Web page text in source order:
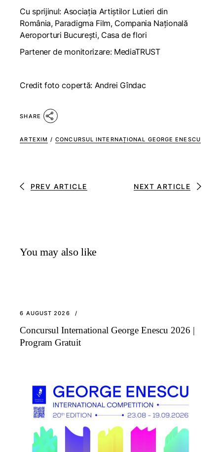
Cu sprijinul: Asociația Artiștilor Lutieri din
România, Paradigma Film, Compania Națională
Aeroporturi București, Casa de flori
Partener de monitorizare: MediaTRUST
Credit foto copertă: Andrei Gîndac
SHARE
ARTEXIM / CONCURSUL INTERNAȚIONAL GEORGE ENESCU
PREV ARTICLE NEXT ARTICLE
You may also like
6 AUGUST 2026
Concursul International George Enescu 2026 |
Program Gratuit